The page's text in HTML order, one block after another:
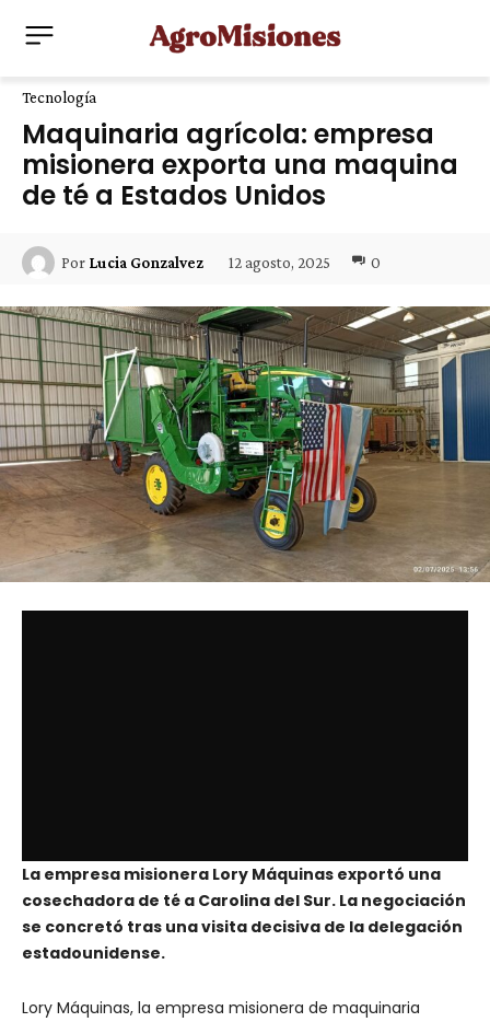
Tecnología
Maquinaria agrícola: empresa
misionera exporta una maquina
de té a Estados Unidos
Por Lucia Gonzalvez 12 agosto, 2025 0
La empresa misionera Lory Máquinas exportó una
cosechadora de té a Carolina del Sur. La negociación
se concretó tras una visita decisiva de la delegación
estadounidense.
Lory Máquinas, la empresa misionera de maquinaria